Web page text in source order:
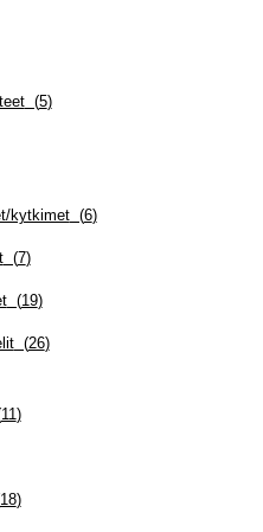
(5)
kytkimet(6)
(7)
(19)
(26)
11)
18)